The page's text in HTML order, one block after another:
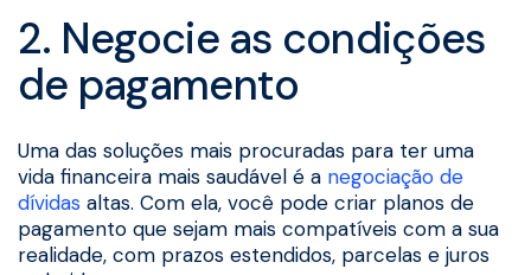
2. Negocie as condições
de pagamento
Uma das soluções mais procuradas para ter uma
vida financeira mais saudável é a negociação de
dívidas altas. Com ela, você pode criar planos de
pagamento que sejam mais compatíveis com a sua
realidade, com prazos estendidos, parcelas e juros